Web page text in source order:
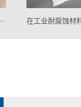
工业耐腐蚀材料的应用前